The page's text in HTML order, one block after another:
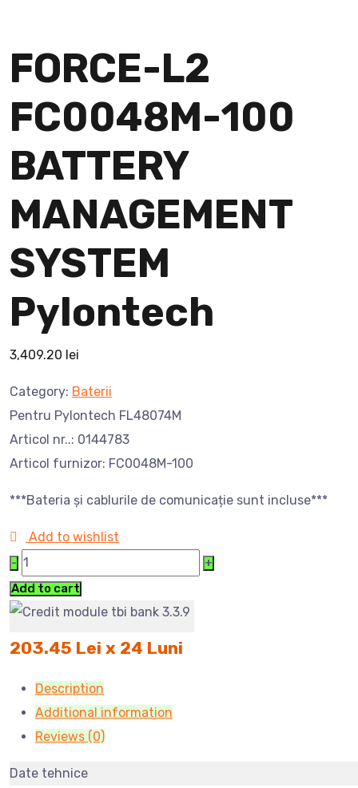
FORCE-L2
FC0048M-100
BATTERY
MANAGEMENT
SYSTEM
Pylontech
3,409.20 lei
Category: Baterii
Pentru Pylontech FL48074M
Articol nr..: 0144783
Articol furnizor: FC0048M-100
***Bateria și cablurile de comunicație sunt incluse***
Add to wishlist
Cantitate
Add to cart
203.45 Lei x 24 Luni
Description
Additional information
Reviews (0)
Date tehnice